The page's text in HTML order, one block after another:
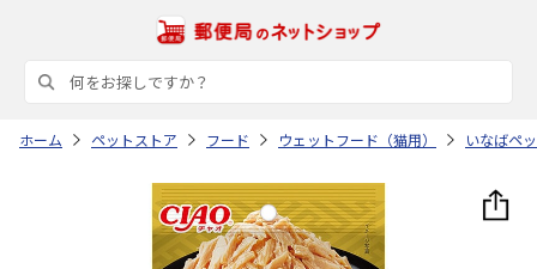
ホーム ペットストア フード ウェットフード（猫用） いなばペ